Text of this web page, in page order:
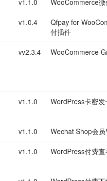
v1.1.0 WooCommerce
v1.0.4
Qfpay for
付插件
vv2.3.4 WooCommerce
v1.1.0 WordPress卡密发
v1.1.0 Wechat Shop会
v1.1.0 WordPress付费查